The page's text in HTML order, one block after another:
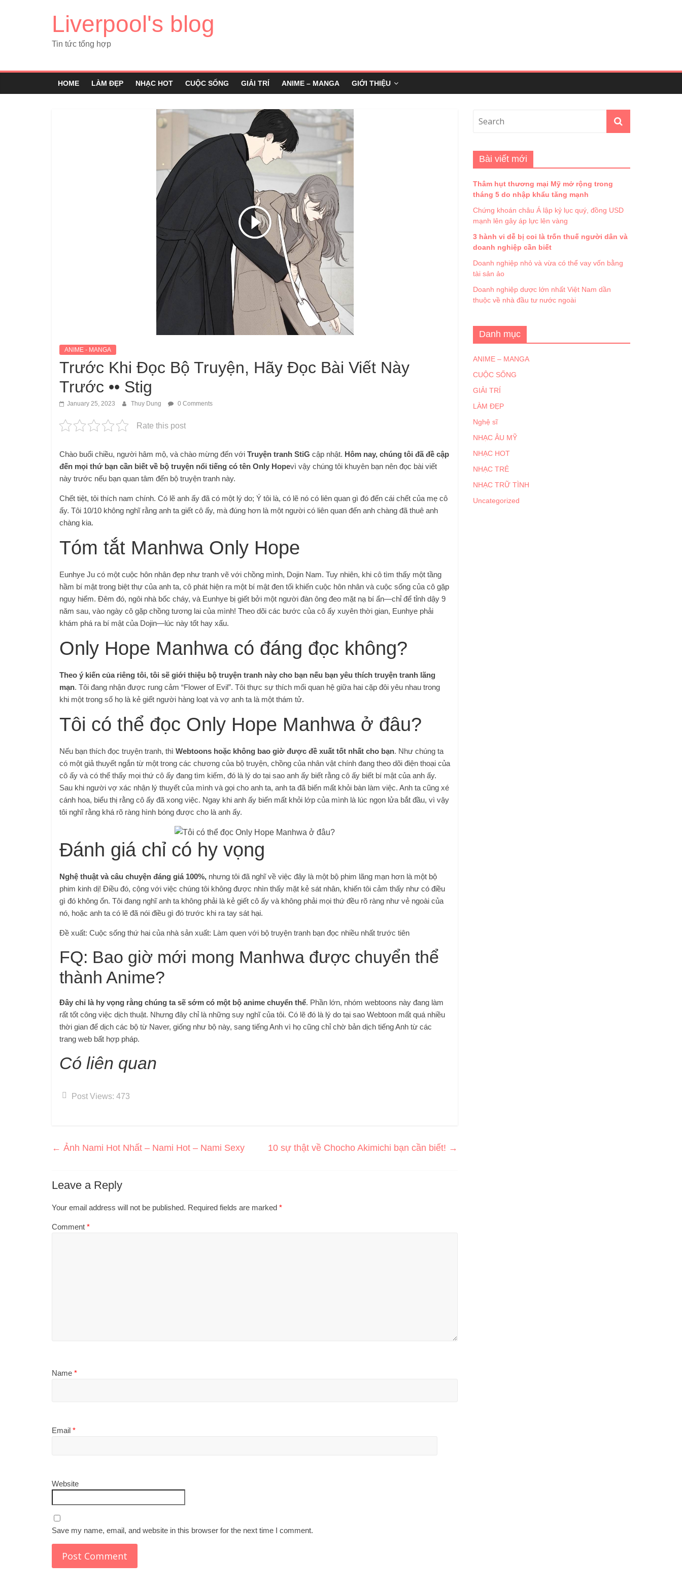
Liverpool's blog
Tin tức tổng hợp
HOME LÀM ĐẸP NHẠC HOT CUỘC SỐNG GIẢI TRÍ ANIME – MANGA GIỚI THIỆU
ANIME - MANGA
Trước Khi Đọc Bộ Truyện, Hãy Đọc Bài Viết Này
Trước •• Stig
January 25, 2023 Thuy Dung 0 Comments
Rate this post
Chào buổi chiều, người hâm mộ, và chào mừng đến với Truyện tranh StiG cập nhật. Hôm nay, chúng tôi đã đề cập
đến mọi thứ bạn cần biết về bộ truyện nổi tiếng có tên Only Hopevì vậy chúng tôi khuyên bạn nên đọc bài viết
này trước nếu bạn quan tâm đến bộ truyện tranh này.
Chết tiệt, tôi thích nam chính. Có lẽ anh ấy đã có một lý do; Ý tôi là, có lẽ nó có liên quan gì đó đến cái chết của mẹ cô
ấy. Tôi 10/10 không nghĩ rằng anh ta giết cô ấy, mà đúng hơn là một người có liên quan đến anh chàng đã thuê anh
chàng kia.
Tóm tắt Manhwa Only Hope
Eunhye Ju có một cuộc hôn nhân đẹp như tranh vẽ với chồng mình, Dojin Nam. Tuy nhiên, khi cô tìm thấy một tầng
hầm bí mật trong biệt thự của anh ta, cô phát hiện ra một bí mật đen tối khiến cuộc hôn nhân và cuộc sống của cô gặp
nguy hiểm. Đêm đó, ngôi nhà bốc cháy, và Eunhye bị giết bởi một người đàn ông đeo mặt nạ bí ẩn—chỉ để tỉnh dậy 9
năm sau, vào ngày cô gặp chồng tương lai của mình! Theo dõi các bước của cô ấy xuyên thời gian, Eunhye phải
khám phá ra bí mật của Dojin—lúc này tốt hay xấu.
Only Hope Manhwa có đáng đọc không?
Theo ý kiến ​​của riêng tôi, tôi sẽ giới thiệu bộ truyện tranh này cho bạn nếu bạn yêu thích truyện tranh lãng
mạn. Tôi đang nhận được rung cảm “Flower of Evil”. Tôi thực sự thích mối quan hệ giữa hai cặp đôi yêu nhau trong
khi một trong số họ là kẻ giết người hàng loạt và vợ anh ta là một thám tử.
Tôi có thể đọc Only Hope Manhwa ở đâu?
Nếu bạn thích đọc truyện tranh, thì Webtoons hoặc không bao giờ được đề xuất tốt nhất cho bạn. Như chúng ta
có một giả thuyết ngắn từ một trong các chương của bộ truyện, chồng của nhân vật chính đang theo dõi điện thoại của
cô ấy và có thể thấy mọi thứ cô ấy đang tìm kiếm, đó là lý do tại sao anh ấy biết rằng cô ấy biết bí mật của anh ấy.
Sau khi người vợ xác nhận lý thuyết của mình và gọi cho anh ta, anh ta đã biến mất khỏi bàn làm việc. Anh ta cũng xé
cánh hoa, biểu thị rằng cô ấy đã xong việc. Ngay khi anh ấy biến mất khỏi lớp của mình là lúc ngọn lửa bắt đầu, vì vậy
tôi nghĩ rằng khá rõ ràng hình bóng được cho là anh ấy.
Đánh giá chỉ có hy vọng
Nghệ thuật và câu chuyện đáng giá 100%, nhưng tôi đã nghĩ về việc đây là một bộ phim lãng mạn hơn là một bộ
phim kinh dị! Điều đó, cộng với việc chúng tôi không được nhìn thấy mặt kẻ sát nhân, khiến tôi cảm thấy như có điều
gì đó không ổn. Tôi đang nghĩ anh ta không phải là kẻ giết cô ấy và không phải mọi thứ đều rõ ràng như vẻ ngoài của
nó, hoặc anh ta có lẽ đã nói điều gì đó trước khi ra tay sát hại.
Đề xuất: Cuộc sống thứ hai của nhà sản xuất: Làm quen với bộ truyện tranh bạn đọc nhiều nhất trước tiên
FQ: Bao giờ mới mong Manhwa được chuyển thể
thành Anime?
Đây chỉ là hy vọng rằng chúng ta sẽ sớm có một bộ anime chuyển thể. Phần lớn, nhóm webtoons này đang làm
rất tốt công việc dịch thuật. Nhưng đây chỉ là những suy nghĩ của tôi. Có lẽ đó là lý do tại sao Webtoon mất quá nhiều
thời gian để dịch các bộ từ Naver, giống như bộ này, sang tiếng Anh vì họ cũng chỉ chờ bản dịch tiếng Anh từ các
trang web bất hợp pháp.
Có liên quan
Post Views: 473
← Ảnh Nami Hot Nhất – Nami Hot – Nami Sexy 10 sự thật về Chocho Akimichi bạn cần biết! →
Leave a Reply
Your email address will not be published. Required fields are marked *
Comment *
Name *
Email *
Website
Save my name, email, and website in this browser for the next time I comment.
Bài viết mới
Thâm hụt thương mại Mỹ mở rộng trong
tháng 5 do nhập khẩu tăng mạnh
Chứng khoán châu Á lập kỷ lục quý, đồng USD
mạnh lên gây áp lực lên vàng
3 hành vi dễ bị coi là trốn thuế người dân và
doanh nghiệp cần biết
Doanh nghiệp nhỏ và vừa có thể vay vốn bằng
tài sản ảo
Doanh nghiệp dược lớn nhất Việt Nam dần
thuộc về nhà đầu tư nước ngoài
Danh mục
ANIME – MANGA
CUỘC SỐNG
GIẢI TRÍ
LÀM ĐẸP
Nghệ sĩ
NHẠC ÂU MỸ
NHẠC HOT
NHẠC TRẺ
NHẠC TRỮ TÌNH
Uncategorized